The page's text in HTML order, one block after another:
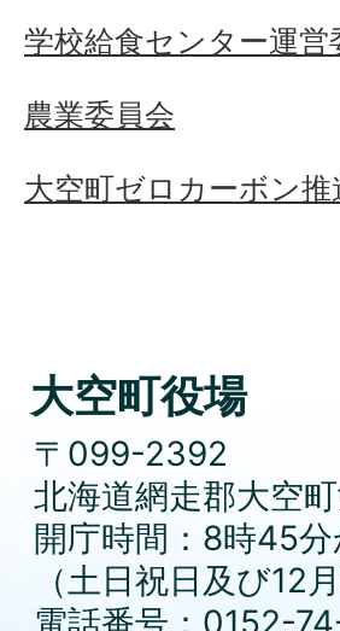
学校給食センター運営
農業委員会
大空町ゼロカーボン推
大空町役場
〒099-2392
北海道網走郡大空
開庁時間：8時45
（土日祝日及び12
電話番号：0152-